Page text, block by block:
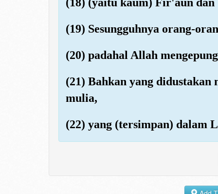
(19) Sesungguhnya orang-
(20) padahal Allah
(21) Bahkan yang
mulia,
(22) yang (tersimpan) dalam